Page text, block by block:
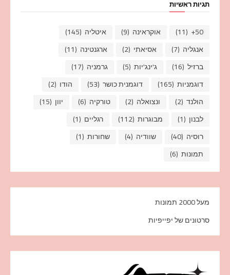
תגיות ראשיות
50+
(11) אוקראינה (9) איטליה (145)
אנגליה (7) אסיאתי (2) ארגנטינה (11)
ברזיל (16) ג'ינג'יות (5) גרמניה (17)
דוגמניות (165) דוגמנית כושר (53) הודו (2)
הולנד (2) ונצואלה (2) טורקיה (6) יוון (15)
לבנון (1) מבוגרות (112) רגליים (1)
רוסיה (40) שוודיה (4) שחורות (1)
תמונות (6)
מעל 2000 תמונות
סרטונים של יפייפיות